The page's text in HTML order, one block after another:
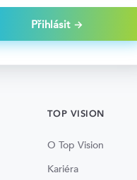
Přihlásit →
TOP VISION
O Top Vision
Kariéra